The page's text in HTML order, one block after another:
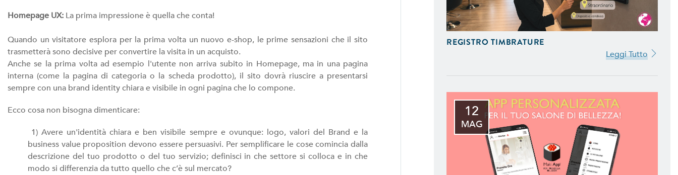
Homepage UX: La prima impressione è quella che conta!
Quando un visitatore esplora per la prima volta un nuovo e-shop, le prime sensazioni che il sito
trasmetterà sono decisive per convertire la visita in un acquisto.
Anche se la prima volta ad esempio l'utente non arriva subito in Homepage, ma in una pagina
interna (come la pagina di categoria o la scheda prodotto), il sito dovrà riuscire a presentarsi
sempre con una brand identity chiara e visibile in ogni pagina che lo compone.
Ecco cosa non bisogna dimenticare:
1) Avere un'identità chiara e ben visibile sempre e ovunque: logo, valori del Brand e la
business value proposition devono essere persuasivi. Per semplificare le cose comincia dalla
descrizione del tuo prodotto o del tuo servizio; definisci in che settore si colloca e in che
modo si differenzia da tutto quello che c’è sul mercato?
REGISTRO TIMBRATURE
Leggi Tutto
12
MAG